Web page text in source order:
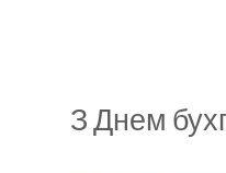
З Днем